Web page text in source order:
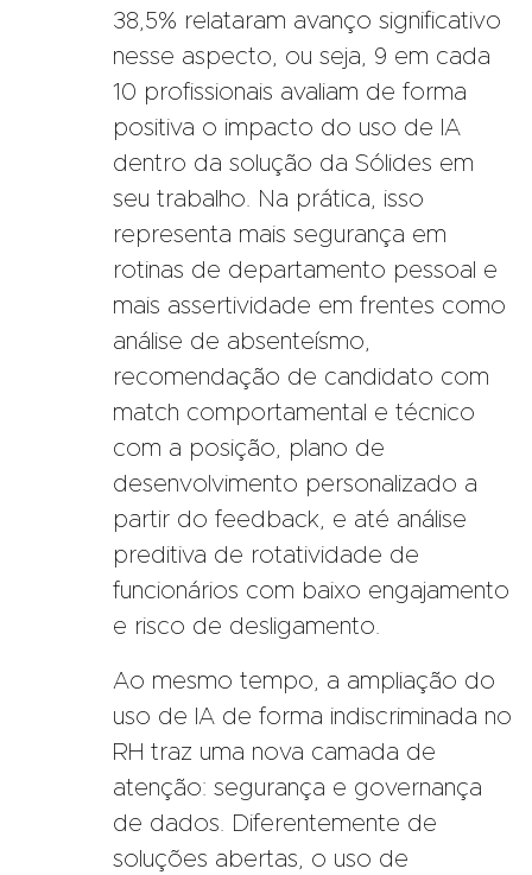
38,5% relataram avanço significativo
nesse aspecto, ou seja, 9 em cada
10 profissionais avaliam de forma
positiva o impacto do uso de IA
dentro da solução da Sólides em
seu trabalho. Na prática, isso
representa mais segurança em
rotinas de departamento pessoal e
mais assertividade em frentes como
análise de absenteísmo,
recomendação de candidato com
match comportamental e técnico
com a posição, plano de
desenvolvimento personalizado a
partir do feedback, e até análise
preditiva de rotatividade de
funcionários com baixo engajamento
e risco de desligamento.
Ao mesmo tempo, a ampliação do
uso de IA de forma indiscriminada no
RH traz uma nova camada de
atenção: segurança e governança
de dados. Diferentemente de
soluções abertas, o uso de